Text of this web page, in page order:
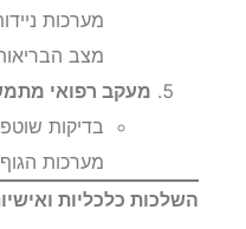
מערכות
מצב
מעקב רפואי
בדיקות
מערכות הגוף
השלכות כלכליות